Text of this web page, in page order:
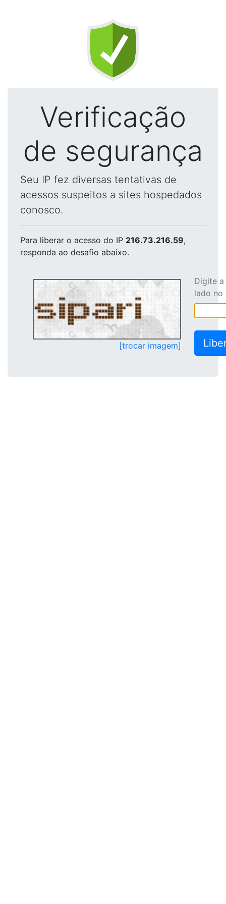
Verificação
de segurança
Seu IP fez diversas tentativas de
acessos suspeitos a sites hospedados
conosco.
Para liberar o acesso do IP 216.73.216.59,
responda ao desafio abaixo.
[trocar imagem]
Digite
lado no